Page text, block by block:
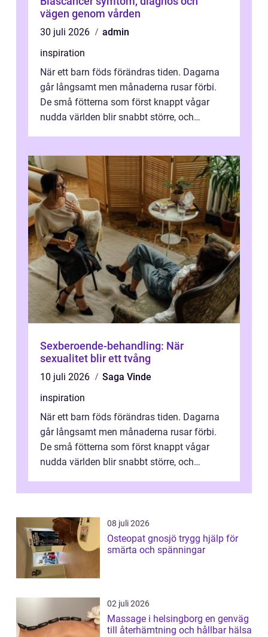
vägen genom vården
30 juli 2026
admin
inspiration
När ett barn föds förändras tiden. Dagarna
går långsamt men månaderna rusar förbi.
De små fötterna som först knappt vågar
nudda världen blir snabbt större, och
Sexberoende-behandling: När
sexualitet blir ett tvång
10 juli 2026
Saga Vinde
inspiration
När ett barn föds förändras tiden. Dagarna
går långsamt men månaderna rusar förbi.
De små fötterna som först knappt vågar
nudda världen blir snabbt större, och
08 juli 2026
Osteopat gnosjö trygg hjälp för
smärta och spänningar
02 juli 2026
Massage i helsingborg en genväg
till återhämtning och hållbar hälsa